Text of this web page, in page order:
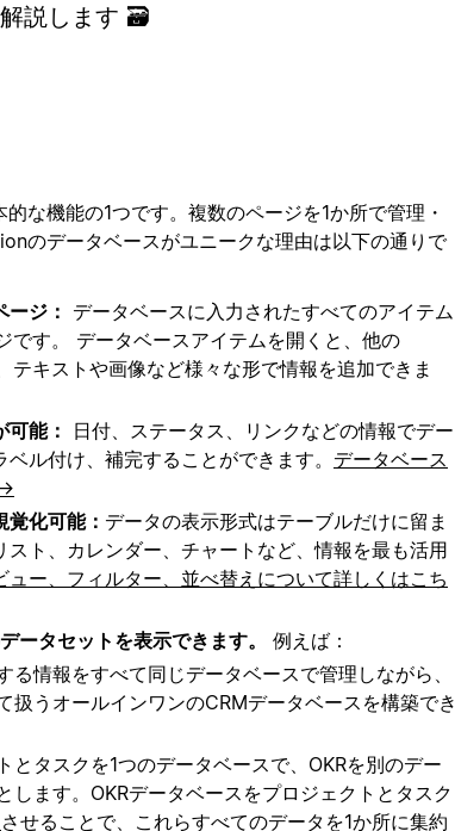
説します 🗃
な機能の1つです。複数のページを1か所で管理・
のデータベースがユニークな理由は以下の通りで
ジ： データベースに入力されたすべてのアイテム
です。 データベースアイテムを開くと、他の
キストや画像など様々な形で情報を追加できま
能：
日付、ステータス、リンクなどの情報でデー
ル付け、補完することができます。 データベース
化可能： データの表示形式はテーブルだけに留ま
スト、カレンダー、チャートなど、情報を最も活用
ュー、フィルター、並べ替えについて詳しくはこち
ータセットを表示できます。
例えば：
る情報をすべて同じデータベースで管理しながら、
扱うオールインワンのCRMデータベースを構築でき
とタスクを1つのデータベースで、OKRを別のデー
します。OKRデータベースをプロジェクトとタスク
させることで、これらすべてのデータを1か所に集約